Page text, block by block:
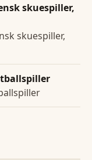
skuespiller,
skuespiller,